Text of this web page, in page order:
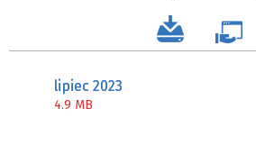
lipiec 2023
4.9 MB